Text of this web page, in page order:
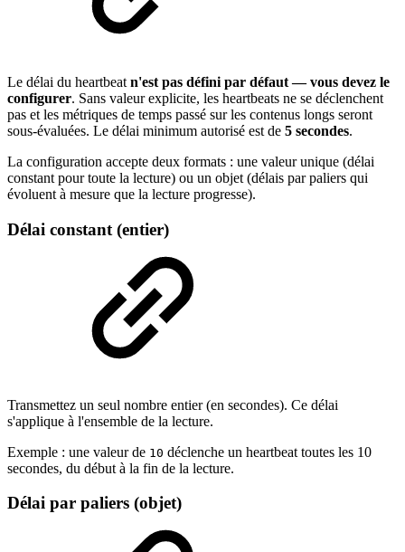
Le délai du heartbeat n'est pas défini par défaut — vous devez le
configurer. Sans valeur explicite, les heartbeats ne se déclenchent
pas et les métriques de temps passé sur les contenus longs seront
sous-évaluées. Le délai minimum autorisé est de 5 secondes.
La configuration accepte deux formats : une valeur unique (délai
constant pour toute la lecture) ou un objet (délais par paliers qui
évoluent à mesure que la lecture progresse).
Délai constant (entier)
Transmettez un seul nombre entier (en secondes). Ce délai
s'applique à l'ensemble de la lecture.
Exemple : une valeur de 10 déclenche un heartbeat toutes les 10
secondes, du début à la fin de la lecture.
Délai par paliers (objet)